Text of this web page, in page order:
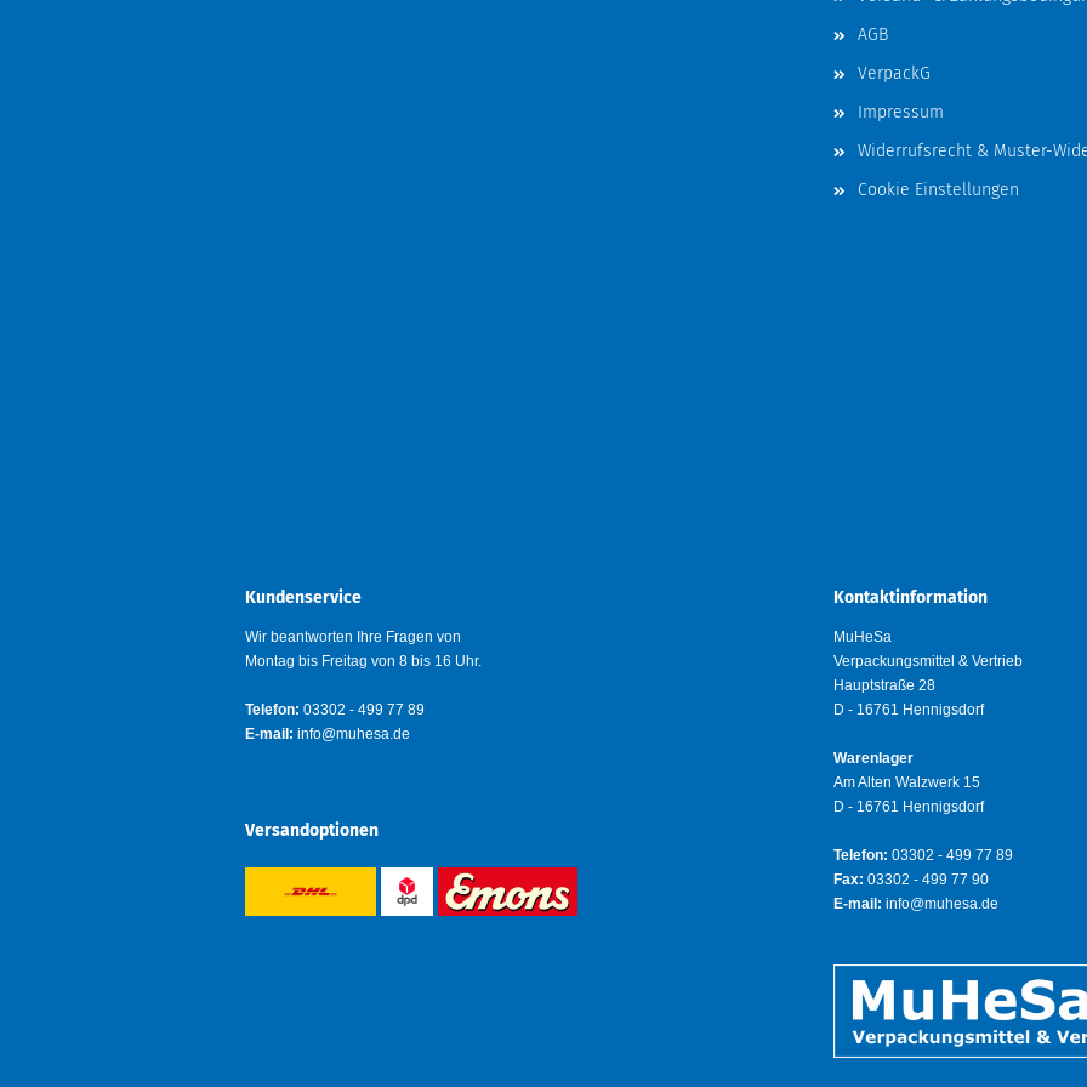
AGB
VerpackG
Impressum
Widerrufsrecht & Muster-
Cookie Einstellungen
Kundenservice
Wir beantworten Ihre Fragen von
Montag bis Freitag von 8 bis 16 Uhr.
Telefon: 03302 - 499 77 89
E-mail: info@muhesa.de
Versandoptionen
Kontaktinformation
MuHeSa
Verpackungsmittel & Vertrieb
Hauptstraße 28
D - 16761 Hennigsdorf
Warenlager
Am Alten Walzwerk 15
D - 16761 Hennigsdorf
Telefon: 03302 - 499 77 89
Fax: 03302 - 499 77 90
E-mail: info@muhesa.de